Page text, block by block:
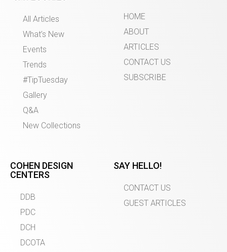
All Articles
What’s New
Events
Trends
#TipTuesday
Gallery
Q&A
New Collections
HOME
ABOUT
ARTICLES
CONTACT US
SUBSCRIBE
COHEN DESIGN
CENTERS
DDB
PDC
DCH
DCOTA
SAY HELLO!
CONTACT US
GUEST ARTICLES